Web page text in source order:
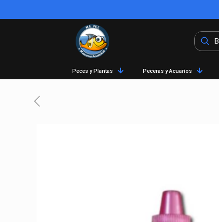
Peces y Plantas Peceras y Acuarios